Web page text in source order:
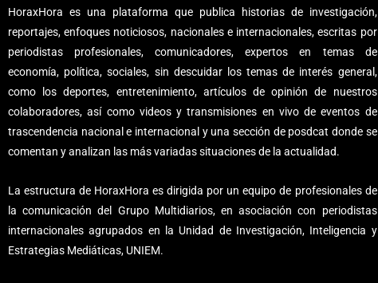
HoraxHora es una plataforma que publica historias de investigación,
reportajes, enfoques noticiosos, nacionales e internacionales, escritas por
periodistas profesionales, comunicadores, expertos en temas de
economía, política, sociales, sin descuidar los temas de interés general,
como los deportes, entretenimiento, artículos de opinión de nuestros
colaboradores, así como videos y transmisiones en vivo de eventos de
trascendencia nacional e internacional y una sección de posdcat donde se
comentan y analizan las más variadas situaciones de la actualidad.
La estructura de HoraxHora es dirigida por un equipo de profesionales de
la comunicación del Grupo Multidiarios, en asociación con periodistas
internacionales agrupados en la Unidad de Investigación, Inteligencia y
Estrategias Mediáticas, UNIEM.